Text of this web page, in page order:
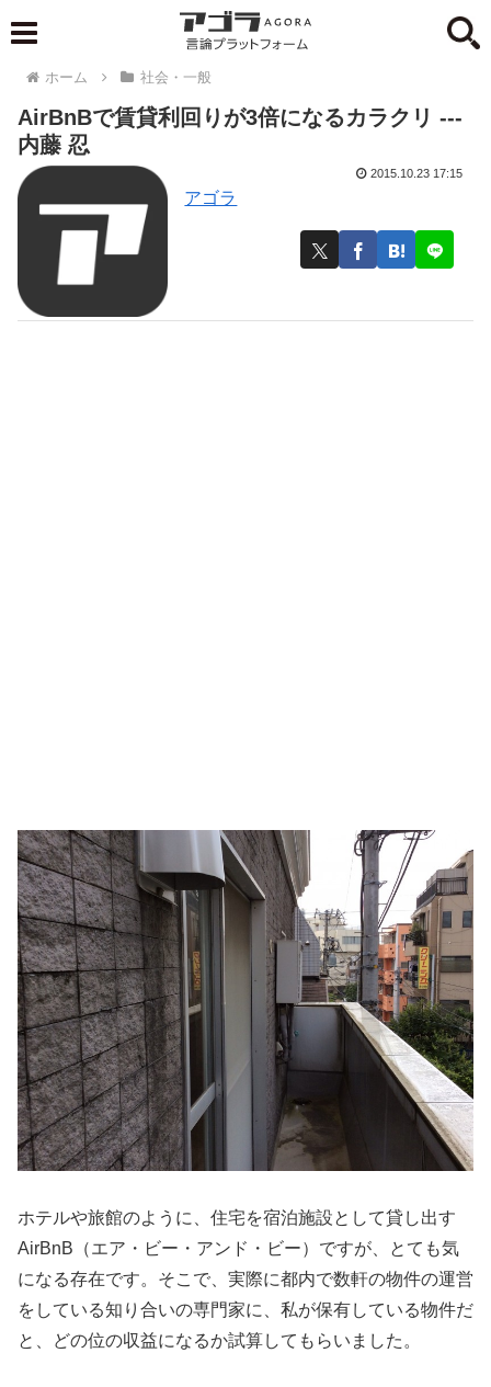
ホーム 社会・一般
AirBnBで賃貸利回りが3倍になるカラクリ ---
内藤 忍
アゴラ
2015.10.23 17:15
ホテルや旅館のように、住宅を宿泊施設として貸し出す
AirBnB（エア・ビー・アンド・ビー）ですが、とても気
になる存在です。そこで、実際に都内で数軒の物件の運営
をしている知り合いの専門家に、私が保有している物件だ
と、どの位の収益になるか試算してもらいました。